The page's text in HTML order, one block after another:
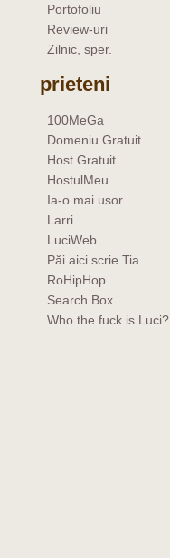
Portofoliu
Review-uri
Zilnic, sper.
prieteni
100MeGa
Domeniu Gratuit
Host Gratuit
HostulMeu
Ia-o mai usor
Larri.
LuciWeb
Păi aici scrie Tia
RoHipHop
Search Box
Who the fuck is Luci?